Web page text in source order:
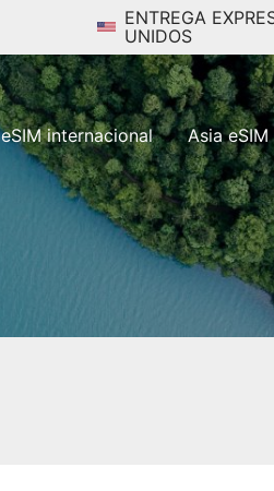
ENTREGA
UNIDOS
eSIM internacional Asia eSIM